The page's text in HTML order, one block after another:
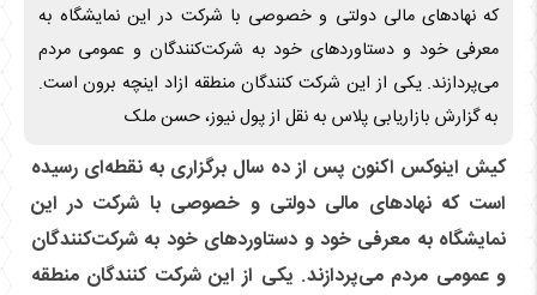
که نهاد‌های مالی دولتی و خصوصی با شرکت در این نمایشگاه به
معرفی خود و دستاورد‌های خود به شرکت‌کنندگان و عمومی مردم
می‌پردازند. یکی از این شرکت کنندگان منطقه ازاد اینچه برون است.
به گزارش بازاریابی پلاس به نقل از پول نیوز، حسن ملک
کیش اینوکس اکنون پس از ده سال برگزاری به نقطه‌ای رسیده
است که نهاد‌های مالی دولتی و خصوصی با شرکت در این
نمایشگاه به معرفی خود و دستاورد‌های خود به شرکت‌کنندگان
و عمومی مردم می‌پردازند. یکی از این شرکت کنندگان منطقه